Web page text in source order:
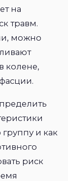
на
травм.
можно
колене,
и как
риск